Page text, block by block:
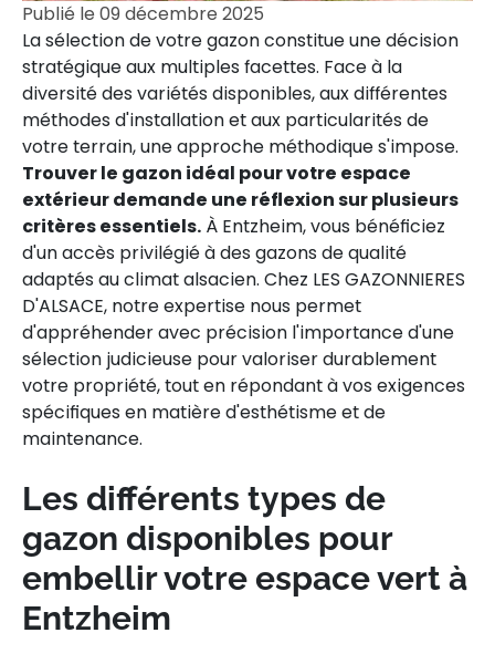
Publié le 09 décembre 2025
La sélection de votre gazon constitue une décision
stratégique aux multiples facettes. Face à la
diversité des variétés disponibles, aux différentes
méthodes d'installation et aux particularités de
votre terrain, une approche méthodique s'impose.
Trouver le gazon idéal pour votre espace
extérieur demande une réflexion sur plusieurs
critères essentiels. À Entzheim, vous bénéficiez
d'un accès privilégié à des gazons de qualité
adaptés au climat alsacien. Chez LES GAZONNIERES
D'ALSACE, notre expertise nous permet
d'appréhender avec précision l'importance d'une
sélection judicieuse pour valoriser durablement
votre propriété, tout en répondant à vos exigences
spécifiques en matière d'esthétisme et de
maintenance.
Les différents types de
gazon disponibles pour
embellir votre espace vert à
Entzheim